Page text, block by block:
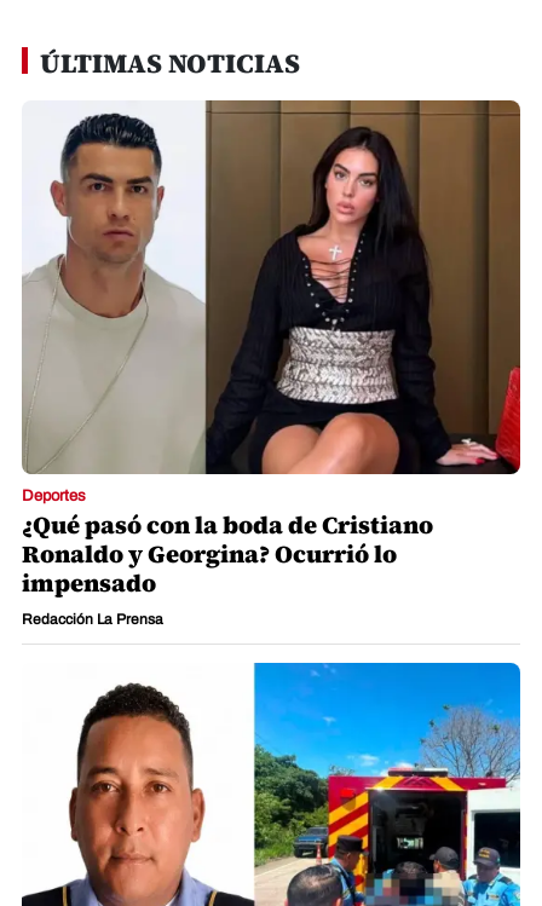
ÚLTIMAS NOTICIAS
Deportes
¿Qué pasó con la boda de Cristiano
Ronaldo y Georgina? Ocurrió lo
impensado
Redacción La Prensa